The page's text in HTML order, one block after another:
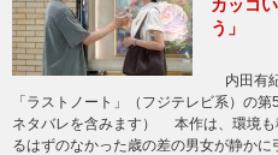
カッコ
う」
内田有
「ラストノート」（フジテレビ系）の
ネタバレを含みます） 本作は、環境も
るはずのなかった歳の差の男女が静か